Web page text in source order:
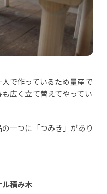
人で作っているため量産で
広く立て替えてやってい
一つに「つみき」があり
積み木